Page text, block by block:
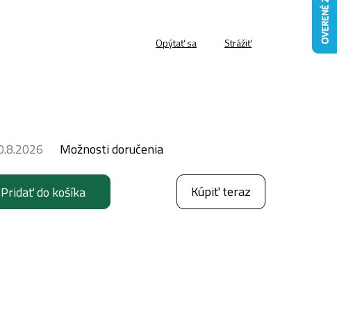
Možnosti doručenia
Pridať do košíka Kúpiť teraz
Opýtať sa Strážiť